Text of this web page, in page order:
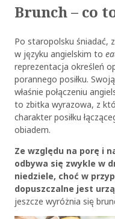
Brunch – co
Po staropolsku śniadać,
w języku angielskim to
reprezentacja określeń
porannego posiłku.
właśnie połączeniu
to zbitka wyrazowa, z
charakter posiłku
obiadem.
Ze względu na porę i
odbywa się zwykle w
niedziele, choć w
dopuszczalne jest
jeszcze wyróżnia się